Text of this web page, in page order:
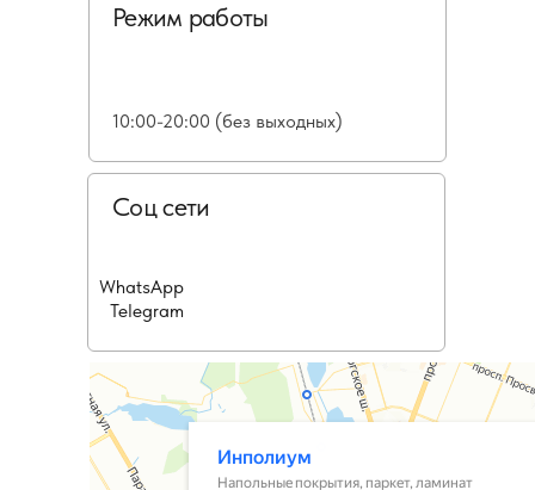
Режим работы
10:00-20:00 (без выходных)
Соц сети
WhatsApp
Telegram